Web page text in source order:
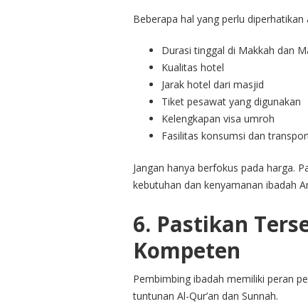
Beberapa hal yang perlu diperhatikan
Durasi tinggal di Makkah dan
Kualitas hotel
Jarak hotel dari masjid
Tiket pesawat yang digunakan
Kelengkapan visa umroh
Fasilitas konsumsi dan
Jangan hanya berfokus pada harga.
kebutuhan dan kenyamanan ibadah
6. Pastikan
Kompeten
Pembimbing ibadah memiliki peran
tuntunan Al-Qur’an dan Sunnah.